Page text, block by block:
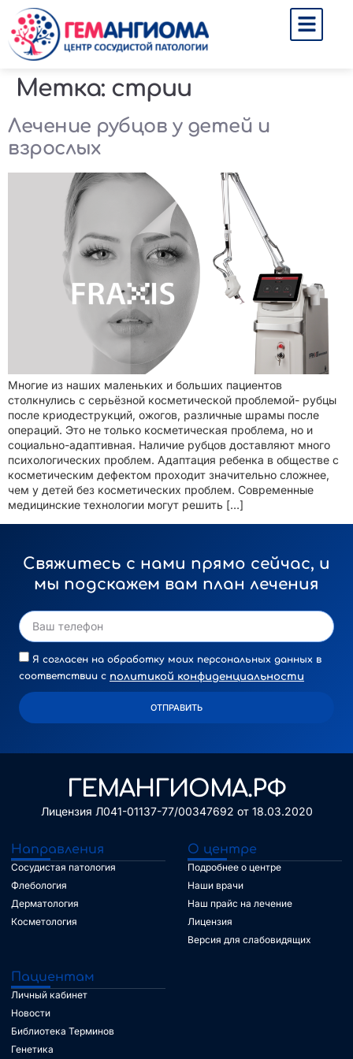
Метка: стрии
Лечение рубцов у детей и
взрослых
Многие из наших маленьких и больших пациентов
столкнулись с серьёзной косметической проблемой- рубцы
после криодеструкций, ожогов, различные шрамы после
операций. Это не только косметическая проблема, но и
социально-адаптивная. Наличие рубцов доставляют много
психологических проблем. Адаптация ребенка в обществе с
косметическим дефектом проходит значительно сложнее,
чем у детей без косметических проблем. Современные
медицинские технологии могут решить […]
Свяжитесь с нами прямо сейчас, и
мы подскажем вам план лечения
Я согласен на обработку моих персональных данных в
соответствии с политикой конфиденциальности
ОТПРАВИТЬ
ГЕМАНГИОМА.РФ
Лицензия Л041-01137-77/00347692 от 18.03.2020
Направления
Сосудистая патология
Флебология
Дерматология
Косметология
О центре
Подробнее о центре
Наши врачи
Наш прайс на лечение
Лицензия
Версия для слабовидящих
Пациентам
Личный кабинет
Новости
Библиотека Терминов
Генетика